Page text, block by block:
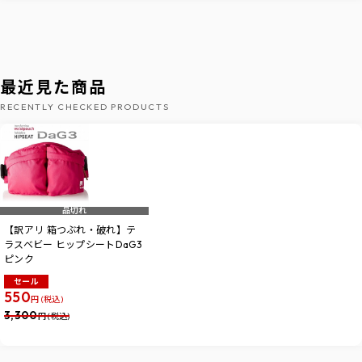
最近見た商品
RECENTLY CHECKED PRODUCTS
品切れ
【訳アリ 箱つぶれ・破れ】テ
ラスベビー ヒップシートDaG3
ピンク
セール
550円 (税込)
3,300円 (税込)